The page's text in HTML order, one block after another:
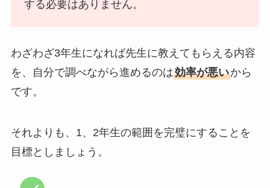
する必要はありません。
わざわざ3年生になれば先生に教えてもらえる内容
を、自分で調べながら進めるのは効率が悪いから
です。
それよりも、1、2年生の範囲を完璧にすることを
目標としましょう。